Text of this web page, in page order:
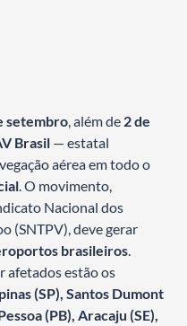
setembro , além de 2 de
Brasil — estatal
aérea em todo o
. O movimento,
Nacional dos
(SNTPV), deve gerar
brasileiros
afetados estão os
(SP), Santos Dumont
(PB), Aracaju (SE),